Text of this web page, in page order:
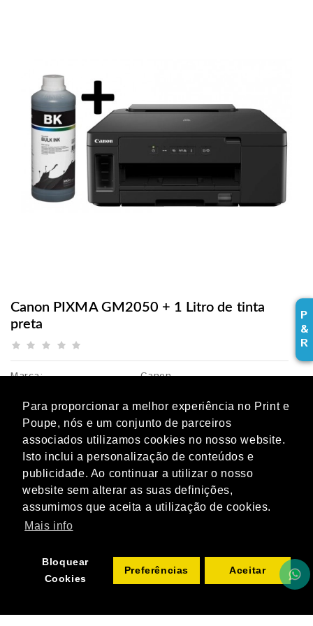
Para proporcionar a melhor experiência no Print e
Poupe, nós e um conjunto de parceiros
associados utilizamos cookies no nosso website.
Isto inclui a personalização de conteúdos e
publicidade. Ao continuar a utilizar o nosso
website sem alterar as suas definições,
assumimos que aceita a utilização de cookies.
Mais info
Bloquear
Cookies
Preferências Aceitar
Canon PIXMA GM2050 + 1 Litro de tinta
preta
Marca:
Canon
Disponibilidade:
249,37€
s/ IVA: 202,74€
Qtd ADICIONAR
P
&
R